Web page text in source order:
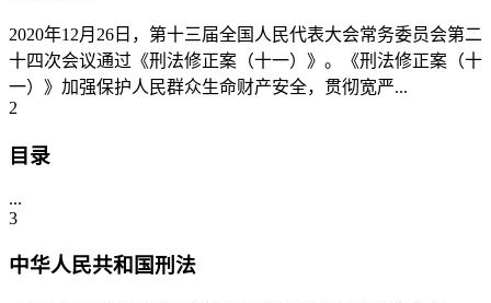
2020年12月26日，第十三届全国人民代表大会常务委员会第二
十四次会议通过《刑法修正案（十一）》。《刑法修正案（十
一）》加强保护人民群众生命财产安全，贯彻宽严...
2
目录
...
3
中华人民共和国刑法